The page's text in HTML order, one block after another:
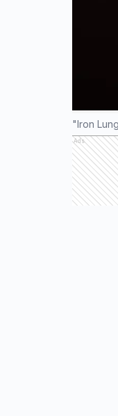
"Iron
Ads